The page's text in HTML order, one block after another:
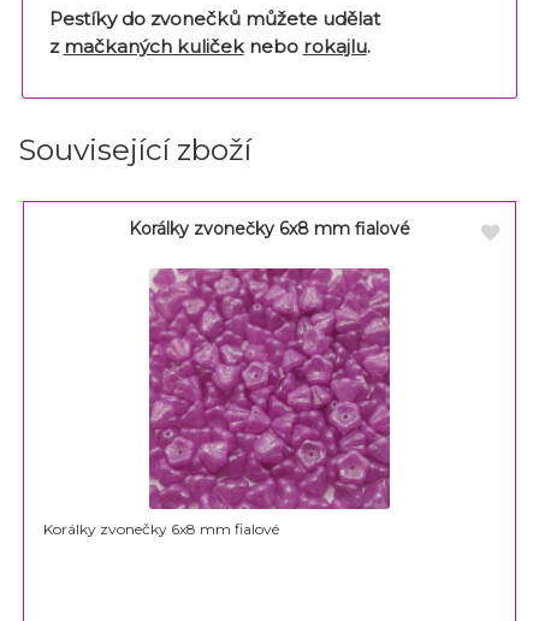
Pestíky do zvonečků můžete udělat
z mačkaných kuličeknebo rokajlu.
Související zboží
Korálky zvonečky 6x8 mm fialové
Korálky zvonečky 6x8 mm fialové